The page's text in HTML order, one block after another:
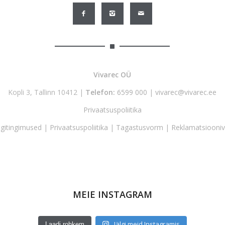
Vivarec OÜ
Kopli 3, Tallinn 10412 | Telefon: 6599 000 |vivarec@vivarec.ee
Privaatsuspoliitika
| Privaatsuspoliitika | Tagastusvorm |
MEIE INSTAGRAM